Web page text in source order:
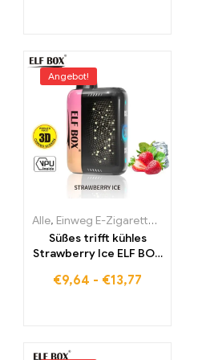
Einweg-E-Zigaretten Estland,Einweg-
Angebot!
Alle, Einweg E-Zigaretten
Süßes trifft kühles
Strawberry Ice ELF BOX
im Pulsmodus
€9,64 - €13,77